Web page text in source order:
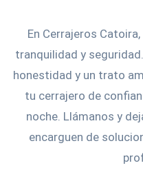
En Cerrajeros
tranquilidad y
honestidad y un trato
tu cerrajero de
noche. Llámanos y
encarguen de